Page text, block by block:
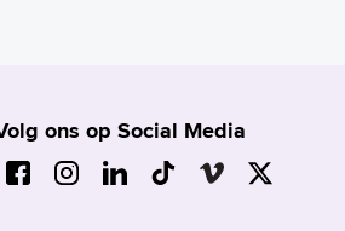
ons op Social Media